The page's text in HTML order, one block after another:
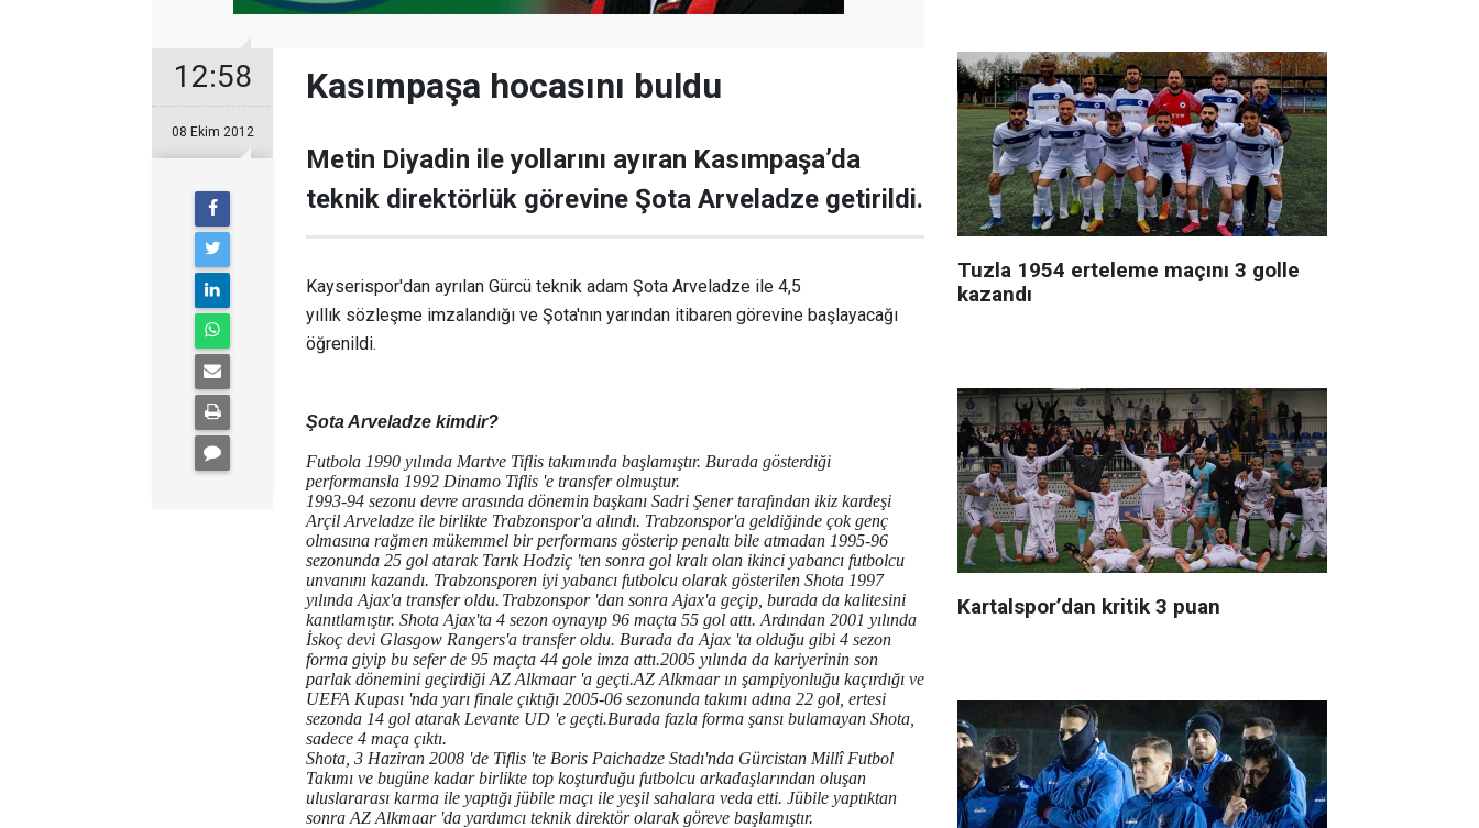
12:58
08 Ekim 2012
Kasımpaşa hocasını buldu
Metin Diyadin ile yollarını ayıran Kasımpaşa’da
teknik direktörlük görevine Şota Arveladze getirildi.
Kayserispor'dan ayrılan Gürcü teknik adam Şota Arveladze ile 4,5
yıllık sözleşme imzalandığı ve Şota'nın yarından itibaren görevine başlayacağı
öğrenildi.
Şota Arveladze kimdir?
Futbola 1990 yılında Martve Tiflis takımında başlamıştır. Burada gösterdiği
performansla 1992 Dinamo Tiflis 'e transfer olmuştur.
1993-94 sezonu devre arasında dönemin başkanı Sadri Şener tarafından ikiz kardeşi
Arçil Arveladze ile birlikte Trabzonspor'a alındı. Trabzonspor'a geldiğinde çok genç
olmasına rağmen mükemmel bir performans gösterip penaltı bile atmadan 1995-96
sezonunda 25 gol atarak Tarık Hodziç 'ten sonra gol kralı olan ikinci yabancı futbolcu
unvanını kazandı. Trabzonsporen iyi yabancı futbolcu olarak gösterilen Shota 1997
yılında Ajax'a transfer oldu. Trabzonspor 'dan sonra Ajax'a geçip, burada da kalitesini
kanıtlamıştır. Shota Ajax'ta 4 sezon oynayıp 96 maçta 55 gol attı. Ardından 2001 yılında
İskoç devi Glasgow Rangers'a transfer oldu. Burada da Ajax 'ta olduğu gibi 4 sezon
forma giyip bu sefer de 95 maçta 44 gole imza attı.2005 yılında da kariyerinin son
parlak dönemini geçirdiği AZ Alkmaar 'a geçti.AZ Alkmaar ın şampiyonluğu kaçırdığı ve
UEFA Kupası 'nda yarı finale çıktığı 2005-06 sezonunda takımı adına 22 gol, ertesi
sezonda 14 gol atarak Levante UD 'e geçti.Burada fazla forma şansı bulamayan Shota,
sadece 4 maça çıktı.
Shota, 3 Haziran 2008 'de Tiflis 'te Boris Paichadze Stadı'nda Gürcistan Millî Futbol
Takımı ve bugüne kadar birlikte top koşturduğu futbolcu arkadaşlarından oluşan
uluslararası karma ile yaptığı jübile maçı ile yeşil sahalara veda etti. Jübile yaptıktan
sonra AZ Alkmaar 'da yardımcı teknik direktör olarak göreve başlamıştır.
Tuzla 1954 erteleme maçını 3 golle
kazandı
Kartalspor’dan kritik 3 puan